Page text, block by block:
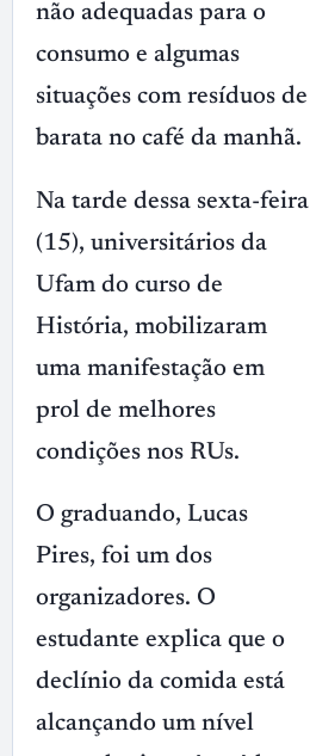
não adequadas para o
consumo e algumas
situações com resíduos de
barata no café da manhã.
Na tarde dessa sexta-feira
(15), universitários da
Ufam do curso de
História, mobilizaram
uma manifestação em
prol de melhores
condições nos RUs.
O graduando, Lucas
Pires, foi um dos
organizadores. O
estudante explica que o
declínio da comida está
alcançando um nível